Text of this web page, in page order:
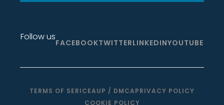
Follow us
FACEBOOKTWITTERLINKEDINYOUTUBE
TERMS OF SERICEAUP / DMCAPRIVACY POLICY
COOKIE POLICY